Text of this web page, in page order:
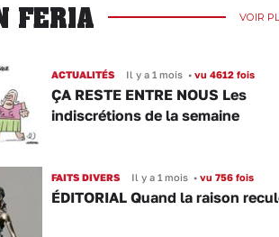
FERIA VOIR
ACTUALITÉS Il y a 1 mois •vu 4612 fois
ÇA RESTE ENTRE NOUS Les
indiscrétions de la semaine
FAITS DIVERS Il y a 1 mois •vu 756 fois
ÉDITORIAL Quand la raison